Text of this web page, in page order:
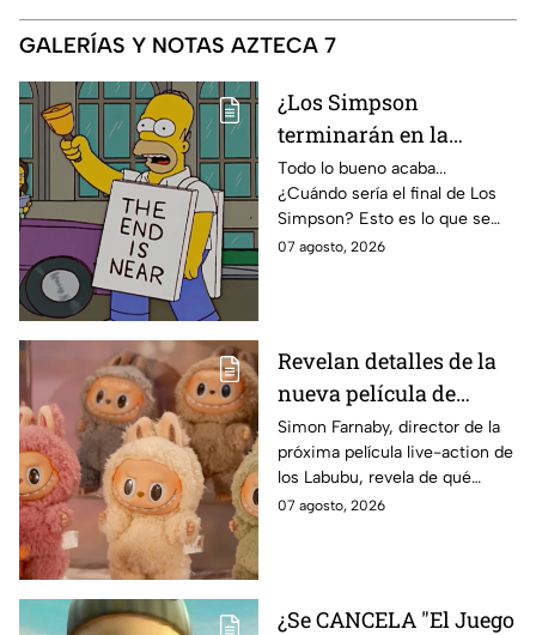
GALERÍAS Y NOTAS AZTECA 7
¿Los Simpson
terminarán en la
temporada 40? Actriz
de Bart Simpson da
IMPACTANTE
declaración
Todo lo bueno acaba...
¿Cuándo sería el final de Los
Simpson? Esto es lo que se
sabe:
07 agosto, 2026
Revelan detalles de la
nueva película de
Labubu: de qué tratará
y cuándo se estrena
Simon Farnaby, director de la
próxima película live-action de
los Labubu, revela de qué
tratará la cinta. Aquí te
07 agosto, 2026
¿Se CANCELA "El Juego